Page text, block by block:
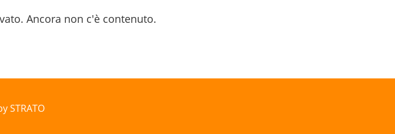
Ancora non c'è contenuto.
STRATO